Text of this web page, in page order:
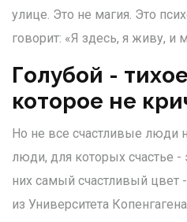
улице. Это не магия. Это
говорит: «Я здесь, я живу, и
Голубой -
которое не
Но не все счастливые люди
люди, для которых счастье -
них самый счастливый цвет
из Университета